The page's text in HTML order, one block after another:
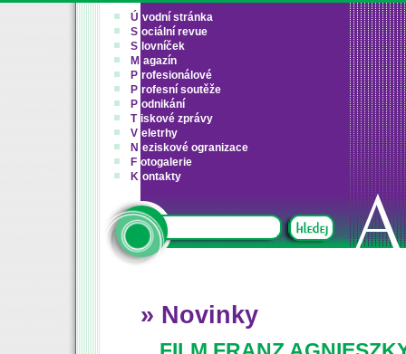
Ú vodní stránka
S ociální revue
S lovníček
M agazín
P rofesionálové
P rofesní soutěže
P odnikání
T iskové zprávy
V eletrhy
N eziskové ogranizace
F otogalerie
K ontakty
» Novinky